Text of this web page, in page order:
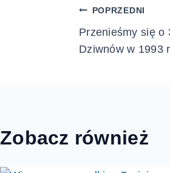
Nawigacja
wpisu
POPRZEDNI
Przenieśmy się o
Dziwnów w 1993
Zobacz również